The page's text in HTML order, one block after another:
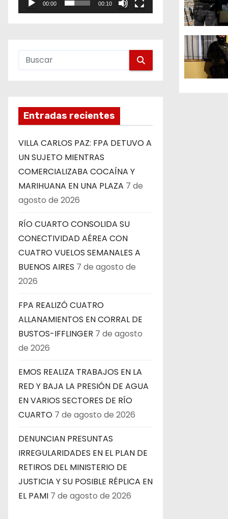
00:00 00:10
Entradas recientes
VILLA CARLOS PAZ: FPA DETUVO A
UN SUJETO MIENTRAS
COMERCIALIZABA COCAÍNA Y
MARIHUANA EN UNA PLAZA 7 de
agosto de 2026
RÍO CUARTO CONSOLIDA SU
CONECTIVIDAD AÉREA CON
CUATRO VUELOS SEMANALES A
BUENOS AIRES 7 de agosto de
2026
FPA REALIZÓ CUATRO
ALLANAMIENTOS EN CORRAL DE
BUSTOS-IFFLINGER 7 de agosto
de 2026
EMOS REALIZA TRABAJOS EN LA
RED Y BAJA LA PRESIÓN DE AGUA
EN VARIOS SECTORES DE RÍO
CUARTO 7 de agosto de 2026
DENUNCIAN PRESUNTAS
IRREGULARIDADES EN EL PLAN DE
RETIROS DEL MINISTERIO DE
JUSTICIA Y SU POSIBLE RÉPLICA EN
EL PAMI 7 de agosto de 2026
n
d
e
e